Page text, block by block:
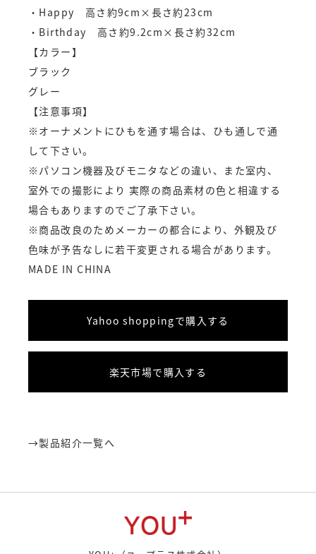
・Happy 高さ約9cm×長さ約23cm
・Birthday 高さ約9.2cm×長さ約32cm
【カラー】
ブラック
グレー
【注意事項】
※オーナメントにひもを通す場合は、ひも通しで通
して下さい。
※パソコン機器及びモニタなどの違い、また室内、
室外での撮影により 実際の商品素材の色と相違する
場合もありますのでご了承下さい。
※商品改良のためメーカーの都合により、外観及び
色味が予告なしに若干変更される場合があります。
MADE IN CHINA
Yahoo shoppingで購入する
楽天市場で購入する
→製品紹介一覧へ